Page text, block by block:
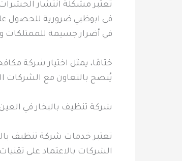
تعتبر مشكلة انتشار
في ابوظبي ضرورية للحصول
في أضرار جسيمة للممتلكات
ختامًا، يمثل اختيار شركة
يُنصح بالتعاون مع الشركات
شركة تنظيف بالبخار في العين
تعتبر خدمات شركة تنظيف
الشركات بالاعتماد على